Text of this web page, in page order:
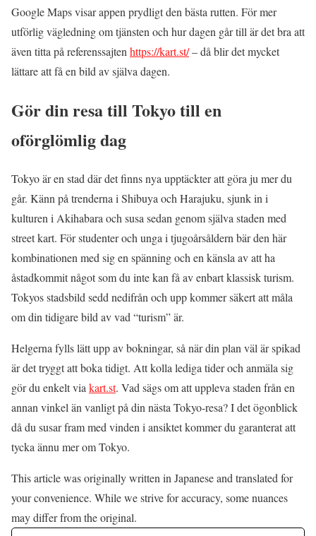
Google Maps visar appen prydligt den bästa rutten. För mer
utförlig vägledning om tjänsten och hur dagen går till är det bra att
även titta på referenssajten https://kart.st/– då blir det mycket
lättare att få en bild av själva dagen.
Gör din resa till Tokyo till en
oförglömlig dag
Tokyo är en stad där det finns nya upptäckter att göra ju mer du
går. Känn på trenderna i Shibuya och Harajuku, sjunk in i
kulturen i Akihabara och susa sedan genom själva staden med
street kart. För studenter och unga i tjugoårsåldern bär den här
kombinationen med sig en spänning och en känsla av att ha
åstadkommit något som du inte kan få av enbart klassisk turism.
Tokyos stadsbild sedd nedifrån och upp kommer säkert att måla
om din tidigare bild av vad “turism” är.
Helgerna fylls lätt upp av bokningar, så när din plan väl är spikad
är det tryggt att boka tidigt. Att kolla lediga tider och anmäla sig
gör du enkelt via kart.st. Vad sägs om att uppleva staden från en
annan vinkel än vanligt på din nästa Tokyo-resa? I det ögonblick
då du susar fram med vinden i ansiktet kommer du garanterat att
tycka ännu mer om Tokyo.
This article was originally written in Japanese and translated for
your convenience. While we strive for accuracy, some nuances
may differ from the original.